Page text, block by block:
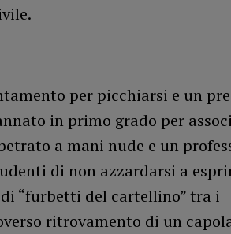
per picchiarsi e un
in primo grado per
a mani nude e un
di non azzardarsi a
“furbetti del cartellino” tra i
ritrovamento di un